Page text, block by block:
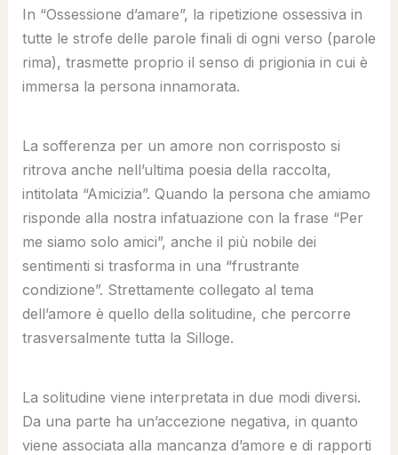
In “Ossessione d’amare”, la ripetizione ossessiva in
tutte le strofe delle parole finali di ogni verso (parole
rima), trasmette proprio il senso di prigionia in cui è
immersa la persona innamorata.
La sofferenza per un amore non corrisposto si
ritrova anche nell’ultima poesia della raccolta,
intitolata “Amicizia”. Quando la persona che amiamo
risponde alla nostra infatuazione con la frase “Per
me siamo solo amici”, anche il più nobile dei
sentimenti si trasforma in una “frustrante
condizione”. Strettamente collegato al tema
dell’amore è quello della solitudine, che percorre
trasversalmente tutta la Silloge.
La solitudine viene interpretata in due modi diversi.
Da una parte ha un’accezione negativa, in quanto
viene associata alla mancanza d’amore e di rapporti